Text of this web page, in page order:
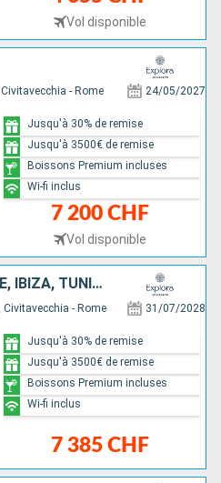
Vol disponible
Civitavecchia - Rome 24/05/2027
7 200 CHF
Vol disponible
Jusqu'à 30% de remise
Jusqu'à 3500€ de remise
Boissons Premium incluses
Wi-fi inclus
ITALIE, FRANCE, ESPAGNE, IBIZA, TUNISIE, MALTE
Civitavecchia - Rome 31/07/2028
7 385 CHF
Jusqu'à 30% de remise
Jusqu'à 3500€ de remise
Boissons Premium incluses
Wi-fi inclus